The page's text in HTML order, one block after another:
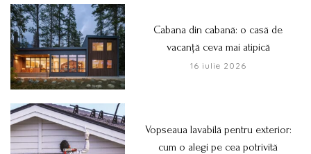
Cabana din cabană: o casă de
vacanță ceva mai atipică
16 iulie 2026
Vopseaua lavabilă pentru exterior:
cum o alegi pe cea potrivită